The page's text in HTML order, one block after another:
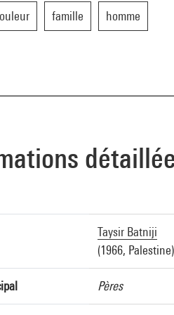
famille homme
Taysir Batniji
(1966, Palestine)
Pères